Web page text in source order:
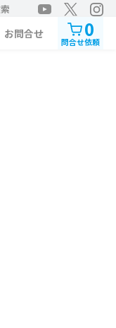
お問合せ 0
問合せ依頼